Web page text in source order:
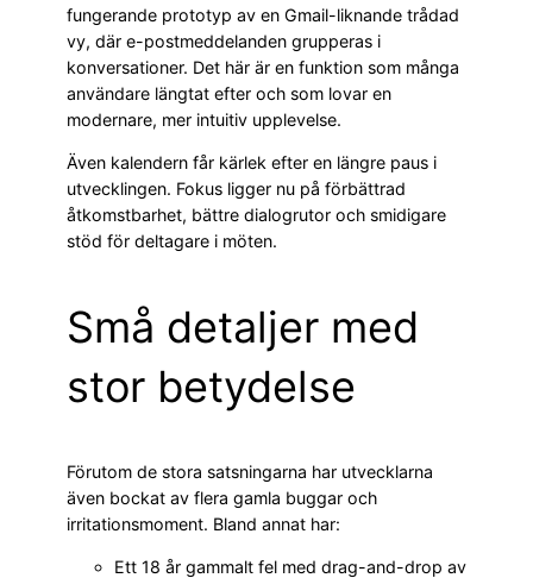
fungerande prototyp av en Gmail-liknande trådad
vy, där e-postmeddelanden grupperas i
konversationer. Det här är en funktion som många
användare längtat efter och som lovar en
modernare, mer intuitiv upplevelse.
Även kalendern får kärlek efter en längre paus i
utvecklingen. Fokus ligger nu på förbättrad
åtkomstbarhet, bättre dialogrutor och smidigare
stöd för deltagare i möten.
Små detaljer med
stor betydelse
Förutom de stora satsningarna har utvecklarna
även bockat av flera gamla buggar och
irritationsmoment. Bland annat har:
Ett 18 år gammalt fel med drag-and-drop av